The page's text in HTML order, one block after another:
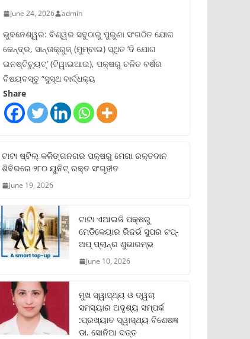
June 24, 2026 admin
ଭୁବନେଶ୍ୱର: ବିଶ୍ୱର ସବୁଠାରୁ ପୁରୁଣା ସଂଗଠିତ ଯୋଗ
କେନ୍ଦ୍ର, ସାନ୍ତାକ୍ରୁଜ୍ (ମୁମ୍ବାଇ) ସ୍ଥିତ ‘ଦି ଯୋଗ
ଇନଷ୍ଟିଚ୍ୟୁଟ୍‌’ (ଟିୱାଇଆଇ), ପକ୍ଷରୁ ଚଳିତ ବର୍ଷର
ବିଷୟବସ୍ତୁ “ସୁସ୍ଥ ବାର୍ଦ୍ଧକ୍ୟ
Share
ଟାଟା ଷ୍ଟିଲ୍‌ କଳିଙ୍ଗନଗର ପକ୍ଷରୁ ମେଗା ରକ୍ତଦାନ
ଶିବିରରେ ୨୮୦ ୟୁନିଟ୍‌ ରକ୍ତ ସଂଗୃହୀତ
June 19, 2026
ଟାଟା ଏଆଇଜି ପକ୍ଷରୁ
ମେଡିକେୟାର ରିଜର୍ଭ ସୁପର ଟପ୍‌-
ଅପ୍ ପ୍ଲାନ୍‌ର ଶୁଭାରମ୍ଭ
June 10, 2026
ମୁଖ ସ୍ୱାସ୍ଥ୍ୟ ଓ ତ୍ୱଚା
ସମସ୍ୟାର ଅଦୃଶ୍ୟ ସମ୍ପର୍କ
:ପ୍ରଖ୍ୟାତ ସ୍ୱାସ୍ଥ୍ୟ ବିଶେଷଜ୍ଞ
ଡା. ସୋନିଆ ଦତ୍ତ